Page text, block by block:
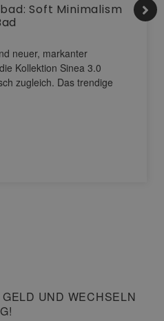
Soft Minimalism
neuer, markanter
Kollektion Sinea 3.0
zugleich. Das trendige
UND WECHSELN